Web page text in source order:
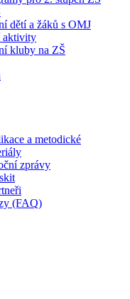
dětí a žáků s OMJ
aktivity
kluby na ZŠ
a metodické
zprávy
(FAQ)